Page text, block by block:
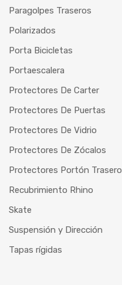
Paragolpes Traseros
Polarizados
Porta Bicicletas
Portaescalera
Protectores De Carter
Protectores De Puertas
Protectores De Vidrio
Protectores De Zócalos
Protectores Portón Trasero
Recubrimiento Rhino
Skate
Suspensión y Dirección
Tapas rígidas